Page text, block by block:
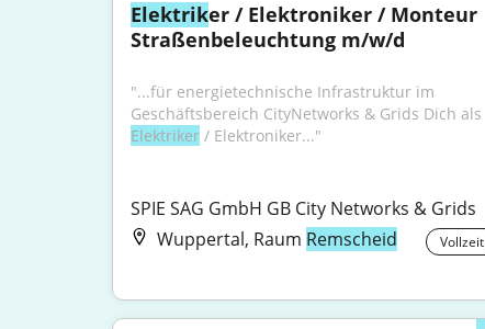
Elektriker / Elektroniker / Monteur
Straßenbeleuchtung m/w/d
"...für energietechnische Infrastruktur im
Elektriker / Elektroniker..."
SPIE SAG GmbH GB City Networks & Grids
Wuppertal, Raum Remscheid Vollzeit